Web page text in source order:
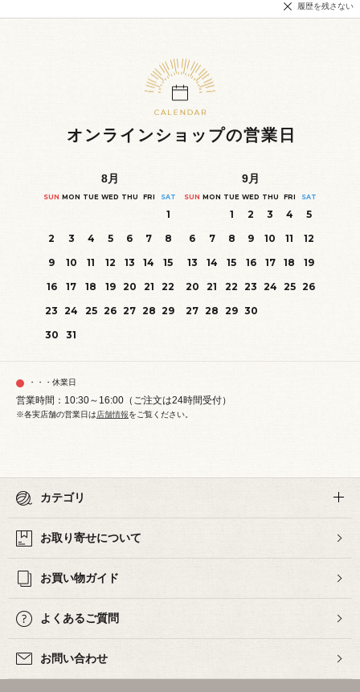
履歴を残さない
オンラインショップの営業日
8月
SUN MON TUE WED THU FRI SAT
1
2
3 4 5 6 7
8
9
10 11 12 13 14
15
16
17 18 19 20 21
22
23 24 25 26 27 28 29
30
31
9月
SUN MON TUE WED THU FRI SAT
1 2 3 4
5
6
7 8 9 10 11
12
13
14 15 16 17 18
19
20
21 22 23 24 25 26
27 28 29 30
・・・休業日
営業時間：10:30～16:00（ご注文は24時間受付）
※各実店舗の営業日は店舗情報をご覧ください。
カテゴリ
お取り寄せについて
お買い物ガイド
よくあるご質問
お問い合わせ